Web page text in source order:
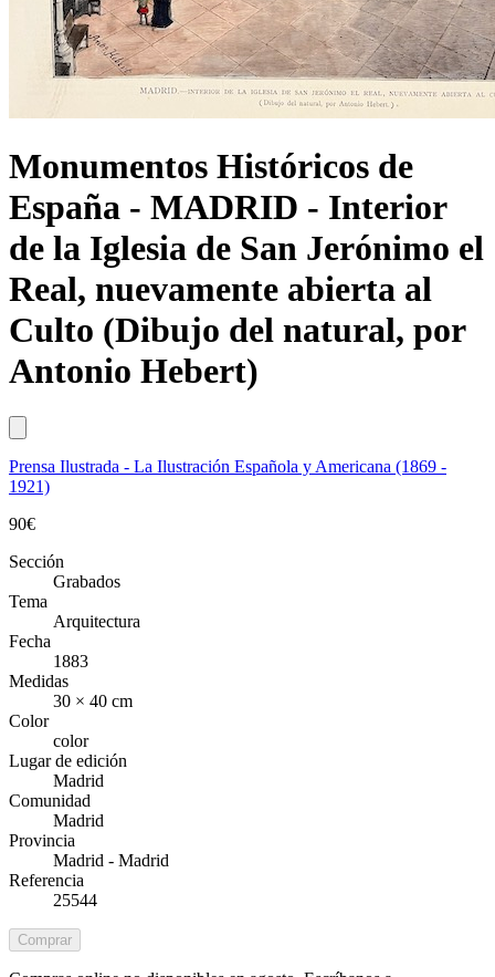
Monumentos Históricos de
España - MADRID - Interior
de la Iglesia de San Jerónimo el
Real, nuevamente abierta al
Culto (Dibujo del natural, por
Antonio Hebert)
Prensa Ilustrada - La Ilustración Española y Americana (1869 -
1921)
90€
Sección
Grabados
Tema
Arquitectura
Fecha
1883
Medidas
30 × 40 cm
Color
color
Lugar de edición
Madrid
Comunidad
Madrid
Provincia
Madrid - Madrid
Referencia
25544
Comprar